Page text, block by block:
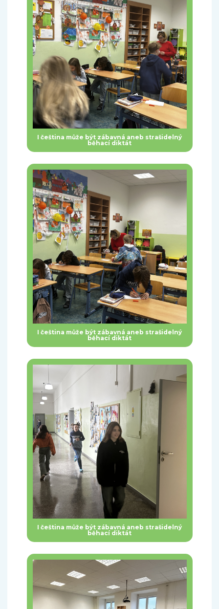
I čeština může být zábavná aneb strašidelný
běhací diktát
I čeština může být zábavná aneb strašidelný
běhací diktát
I čeština může být zábavná aneb strašidelný
běhací diktát